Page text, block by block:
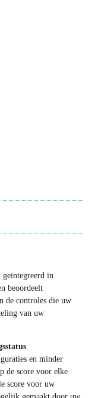
in
beoordeelt
de controles die uw
van uw
en minder
de score voor elke
score voor uw